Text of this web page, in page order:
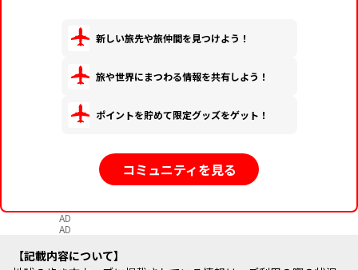
新しい旅先や旅仲間を見つけよう！
旅や世界にまつわる情報を共有しよう！
ポイントを貯めて限定グッズをゲット！
コミュニティを見る
AD
AD
記載内容について